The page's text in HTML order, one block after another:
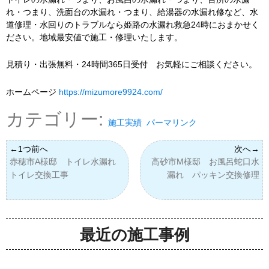
れ・つまり、洗面台の水漏れ・つまり、給湯器の水漏れ修など、水
道修理・水回りのトラブルなら姫路の水漏れ救急24時におまかせく
ださい。地域最安値で施工・修理いたします。
見積り・出張無料・24時間365日受付 お気軽にご相談ください。
ホームページ https://mizumore9924.com/
カテゴリー: 施工実績 パーマリンク
赤穂市A様邸 トイレ水漏れ
トイレ交換工事
高砂市M様邸 お風呂蛇口水
漏れ パッキン交換修理
最近の施工事例